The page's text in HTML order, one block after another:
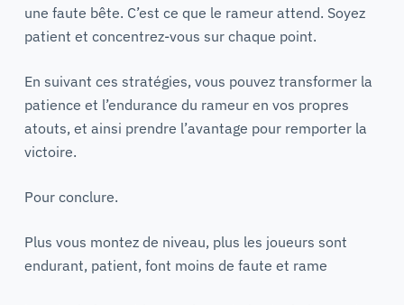
une faute bête. C’est ce que le rameur attend. Soyez
patient et concentrez-vous sur chaque point.
En suivant ces stratégies, vous pouvez transformer la
patience et l’endurance du rameur en vos propres
atouts, et ainsi prendre l’avantage pour remporter la
victoire.
Pour conclure.
Plus vous montez de niveau, plus les joueurs sont
endurant, patient, font moins de faute et rame